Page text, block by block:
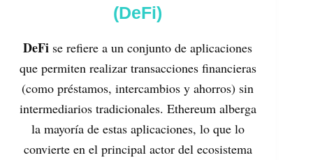
(DeFi)
DeFi se refiere a un conjunto de aplicaciones
que permiten realizar transacciones financieras
(como préstamos, intercambios y ahorros) sin
intermediarios tradicionales. Ethereum alberga
la mayoría de estas aplicaciones, lo que lo
convierte en el principal actor del ecosistema